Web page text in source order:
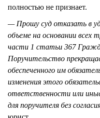
полностью не признает.
— Прошу суд отказать в
объеме на основании всех
части 1 статьи 367
Поручительство
обеспеченного им
изменения этого
ответственности или
для поручителя без